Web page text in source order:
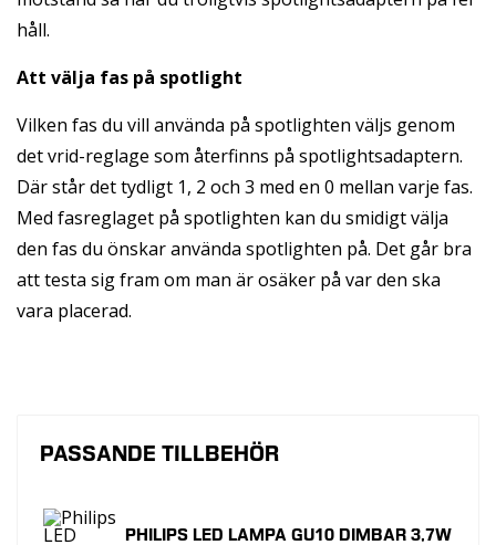
håll.
Att välja fas på spotlight
Vilken fas du vill använda på spotlighten väljs genom
det vrid-reglage som återfinns på spotlightsadaptern.
Där står det tydligt 1, 2 och 3 med en 0 mellan varje fas.
Med fasreglaget på spotlighten kan du smidigt välja
den fas du önskar använda spotlighten på. Det går bra
att testa sig fram om man är osäker på var den ska
vara placerad.
PASSANDE TILLBEHÖR
PHILIPS LED LAMPA GU10 DIMBAR 3,7W